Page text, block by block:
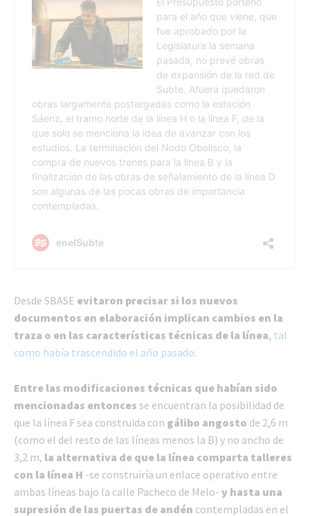
Desde SBASE evitaron precisar si los nuevos
documentos en elaboración implican cambios en la
traza o en las características técnicas de la línea, tal
como había trascendido el año pasado.
Entre las modificaciones técnicas que habían sido
mencionadas entonces se encuentran la posibilidad de
que la línea F sea construida con gálibo angosto de 2,6 m
(como el del resto de las líneas menos la B) y no ancho de
3,2 m, la alternativa de que la línea comparta talleres
con la línea H -se construiría un enlace operativo entre
ambas líneas bajo la calle Pacheco de Melo- y hasta una
supresión de las puertas de andén contempladas en el